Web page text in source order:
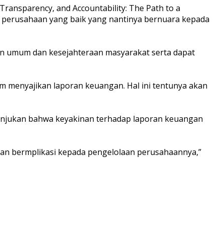
and Accountability: The Path to a
yang baik yang nantinya bernuara kepada
dan kesejahteraan masyarakat serta dapat
menyajikan laporan keuangan. Hal ini tentunya akan
bahwa keyakinan terhadap laporan keuangan
bermplikasi kepada pengelolaan perusahaannya,”